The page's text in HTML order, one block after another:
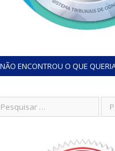
NÃO ENCONTROU O QUE